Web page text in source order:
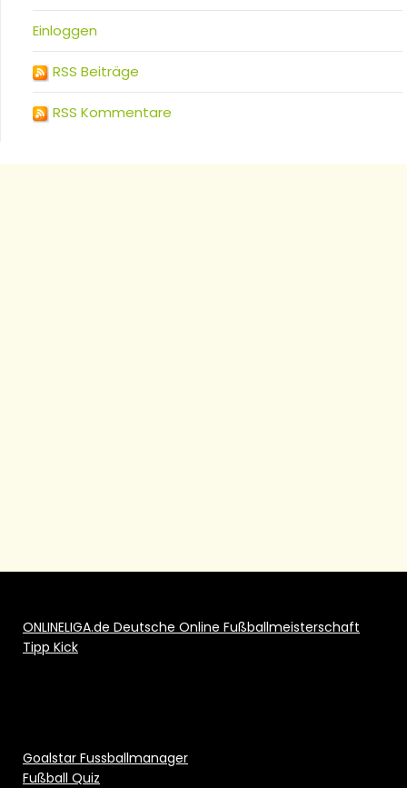
Einloggen
RSS Beiträge
RSS Kommentare
ONLINELIGA.de Deutsche Online Fußballmeisterschaft
Tipp Kick
Goalstar Fussballmanager
Fußball Quiz